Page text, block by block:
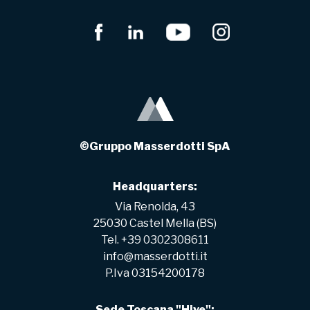
©Gruppo Masserdotti SpA
Headquarters:
Via Renolda, 43
25030 Castel Mella (BS)
Tel. +39 0302308611
info@masserdotti.it
P.Iva 03154200178